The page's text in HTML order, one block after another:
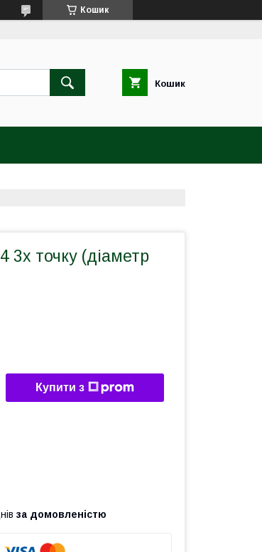
Кошик
Кошик
3х точку (діаметр
Купити з
за домовленістю